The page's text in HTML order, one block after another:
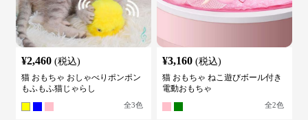
¥2,460 (税込)
猫 おもちゃ おしゃべりポンポン
もふもふ猫じゃらし
全3色
¥3,160 (税込)
猫 おもちゃ ねこ遊びボール付き
電動おもちゃ
全2色